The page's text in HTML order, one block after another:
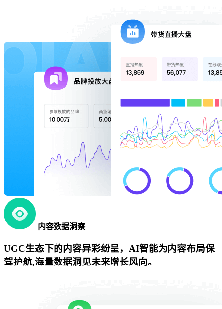
内容数据洞察
UGC生态下的内容异彩纷呈，AI智能为内容布局保
驾护航,海量数据洞见未来增长风向。